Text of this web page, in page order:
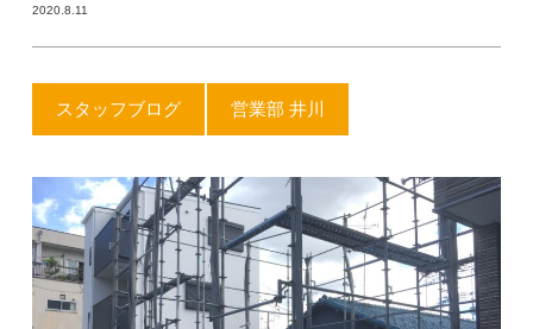
2020.8.11
スタッフブログ 営業部 井川